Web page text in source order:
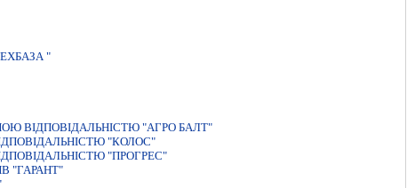
"
ВІДПОВІДАЛЬНІСТЮ "АГРО БАЛТ"
"КОЛОС"
"ПРОГРЕС"
"ГАРАНТ"